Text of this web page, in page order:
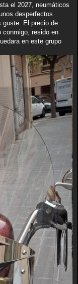
el 2027, neumáticos
desperfectos
guste. El precio de
conmigo, resido en
en este grupo